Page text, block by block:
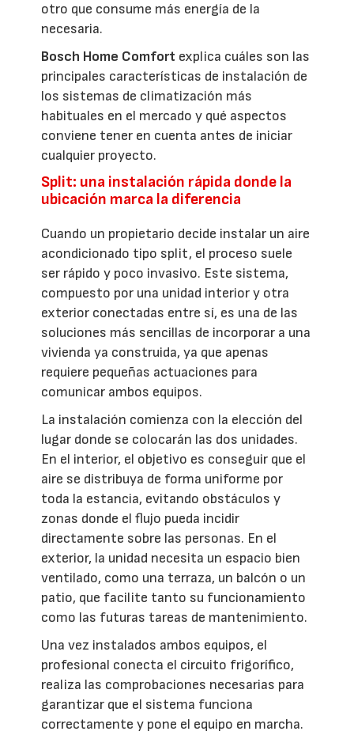
otro que consume más energía de la
necesaria.
Bosch Home Comfort explica cuáles son las
principales características de instalación de
los sistemas de climatización más
habituales en el mercado y qué aspectos
conviene tener en cuenta antes de iniciar
cualquier proyecto.
Split: una instalación rápida donde la
ubicación marca la diferencia
Cuando un propietario decide instalar un aire
acondicionado tipo split, el proceso suele
ser rápido y poco invasivo. Este sistema,
compuesto por una unidad interior y otra
exterior conectadas entre sí, es una de las
soluciones más sencillas de incorporar a una
vivienda ya construida, ya que apenas
requiere pequeñas actuaciones para
comunicar ambos equipos.
La instalación comienza con la elección del
lugar donde se colocarán las dos unidades.
En el interior, el objetivo es conseguir que el
aire se distribuya de forma uniforme por
toda la estancia, evitando obstáculos y
zonas donde el flujo pueda incidir
directamente sobre las personas. En el
exterior, la unidad necesita un espacio bien
ventilado, como una terraza, un balcón o un
patio, que facilite tanto su funcionamiento
como las futuras tareas de mantenimiento.
Una vez instalados ambos equipos, el
profesional conecta el circuito frigorífico,
realiza las comprobaciones necesarias para
garantizar que el sistema funciona
correctamente y pone el equipo en marcha.